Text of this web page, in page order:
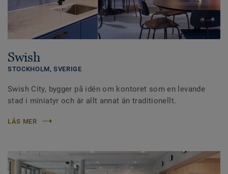
Swish
STOCKHOLM,SVERIGE
Swish City, bygger på idén om kontoret som en levande
stad i miniatyr och är allt annat än traditionellt.
LÄS MER